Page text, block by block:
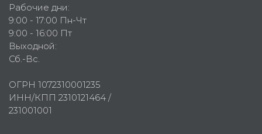
Рабочие дни:
9:00 - 17:00 Пн-Чт
9:00 - 16:00 Пт
Выходной:
Сб.-Вс.
ОГРН 1072310001235
ИНН/КПП 2310121464 /
231001001